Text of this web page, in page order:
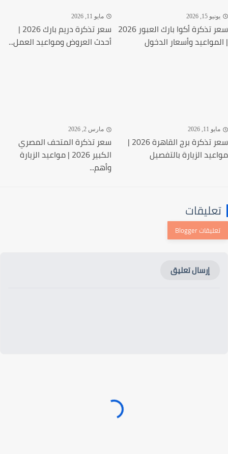
15, 2026
سعر تذكرة أكوا بارك العبور 2026
وأسعار الدخول
مايو 11, 2026
سعر تذكرة دريم بارك 2026 |
أحدث العروض ومواعيد العمل...
11, 2026
سعر تذكرة برج القاهرة 2026 |
الزيارة بالتفصيل
مارس 2, 2026
سعر تذكرة المتحف المصري
الكبير 2026 | مواعيد الزيارة
وأهم...
إرسال تعليق